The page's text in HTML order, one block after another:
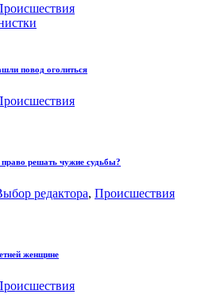
повод оголиться
решать чужие судьбы?
редактора, Происшествия
женщине